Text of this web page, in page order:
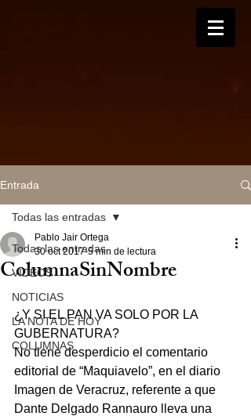
Entrada
Todas las entradas
VIDEOS
NOTICIAS
LA NOTA DE HOY
COLUMNAS
Todas las entradas
ColumnaSinNombre
Pablo Jair Ortega
30 oct 2017 5 min de lectura
¿Y SI EL PAN VA SOLO POR LA
GUBERNATURA?
No tiene desperdicio el comentario
editorial de “Maquiavelo”, en el diario
Imagen de Veracruz, referente a que
Dante Delgado Rannauro lleva una